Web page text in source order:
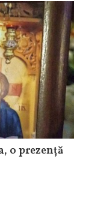
o prezență